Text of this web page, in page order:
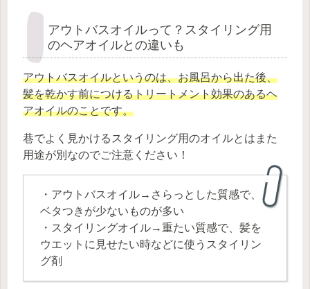
アウトバスオイルって？スタイリング用
のヘアオイルとの違いも
アウトバスオイルというのは、お風呂から出た後、
髪を乾かす前につけるトリートメント効果のあるヘ
アオイルのことです。
巷でよく見かけるスタイリング用のオイルとはまた
用途が別なのでご注意ください！
・アウトバスオイル→さらっとした質感で、
ベタつきが少ないものが多い
・スタイリングオイル→重たい質感で、髪を
ウエットに見せたい時などに使うスタイリン
グ剤